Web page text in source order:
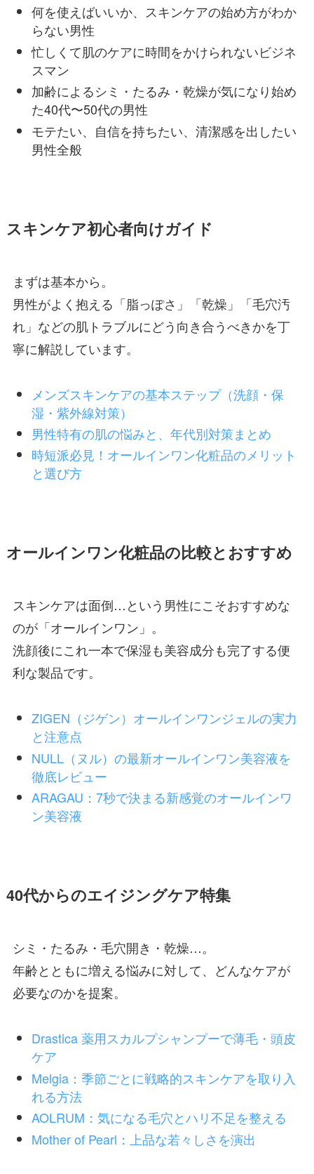
何を使えばいいか、スキンケアの始め方がわか
らない男性
忙しくて肌のケアに時間をかけられないビジネ
スマン
加齢によるシミ・たるみ・乾燥が気になり始め
た40代〜50代の男性
モテたい、自信を持ちたい、清潔感を出したい
男性全般
スキンケア初心者向けガイド
まずは基本から。
男性がよく抱える「脂っぽさ」「乾燥」「毛穴汚
れ」などの肌トラブルにどう向き合うべきかを丁
寧に解説しています。
メンズスキンケアの基本ステップ（洗顔・保
湿・紫外線対策）
男性特有の肌の悩みと、年代別対策まとめ
時短派必見！オールインワン化粧品のメリット
と選び方
オールインワン化粧品の比較とおすすめ
スキンケアは面倒…という男性にこそおすすめな
のが「オールインワン」。
洗顔後にこれ一本で保湿も美容成分も完了する便
利な製品です。
ZIGEN（ジゲン）オールインワンジェルの実力
と注意点
NULL（ヌル）の最新オールインワン美容液を
徹底レビュー
ARAGAU：7秒で決まる新感覚のオールインワ
ン美容液
40代からのエイジングケア特集
シミ・たるみ・毛穴開き・乾燥…。
年齢とともに増える悩みに対して、どんなケアが
必要なのかを提案。
Drastica 薬用スカルプシャンプーで薄毛・頭皮
ケア
Melgia：季節ごとに戦略的スキンケアを取り入
れる方法
AOLRUM：気になる毛穴とハリ不足を整える
Mother of Pearl：上品な若々しさを演出